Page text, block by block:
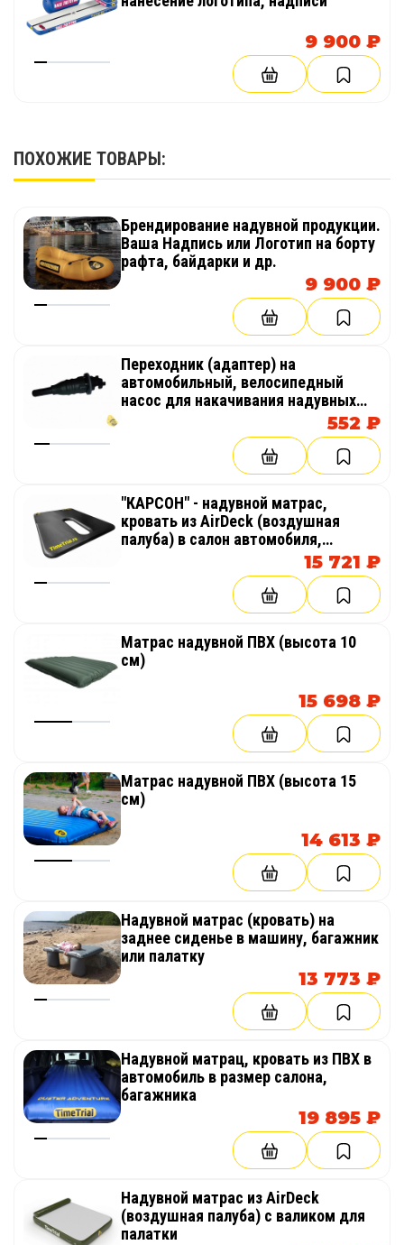
9 900 ₽
ПОХОЖИЕ ТОВАРЫ:
Брендирование надувной продукции.
Ваша Надпись или Логотип на борту
рафта, байдарки и др.
9 900 ₽
Переходник (адаптер) на
автомобильный, велосипедный
насос для накачивания надувных
баллонов, лодок, SUP (гребля на552 ₽
"КАРСОН" - надувной матрас,
кровать из AirDeck (воздушная
палуба) в салон автомобиля,
15 721 ₽
Матрас надувной ПВХ (высота 10
см)
15 698 ₽
Матрас надувной ПВХ (высота 15
см)
14 613 ₽
Надувной матрас (кровать) на
заднее сиденье в машину, багажник
или палатку
13 773 ₽
Надувной матрац, кровать из ПВХ в
автомобиль в размер салона,
багажника
19 895 ₽
Надувной матрас из AirDeck
(воздушная палуба) с валиком для
палатки